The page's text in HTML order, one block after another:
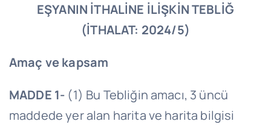
EŞYANIN İTHALİNE İLİŞKİN TEBLİĞ
(İTHALAT: 2024/5)
Amaç ve kapsam
MADDE 1- (1) Bu Tebliğin amacı, 3 üncü
maddede yer alan harita ve harita bilgisi